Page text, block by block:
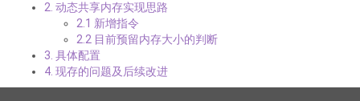
2. 动态共享内存实现思路
2.1 新增指令
2.2 目前预留内存大小的判断
3. 具体配置
4. 现存的问题及后续改进